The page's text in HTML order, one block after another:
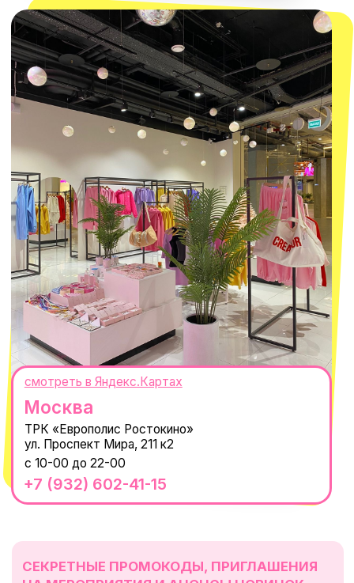
ИП Проворный Алексей Алексеевич
ИНН 667114098580
ОГРНИП 320665800076581
© 2021-2025 Macrocosm ®
Оферта
Пользовательское соглашение
данных